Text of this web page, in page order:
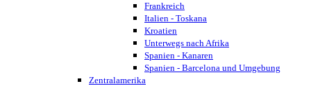
Frankreich
Italien - Toskana
Kroatien
Unterwegs nach Afrika
Spanien - Kanaren
Spanien - Barcelona und Umgebung
Zentralamerika